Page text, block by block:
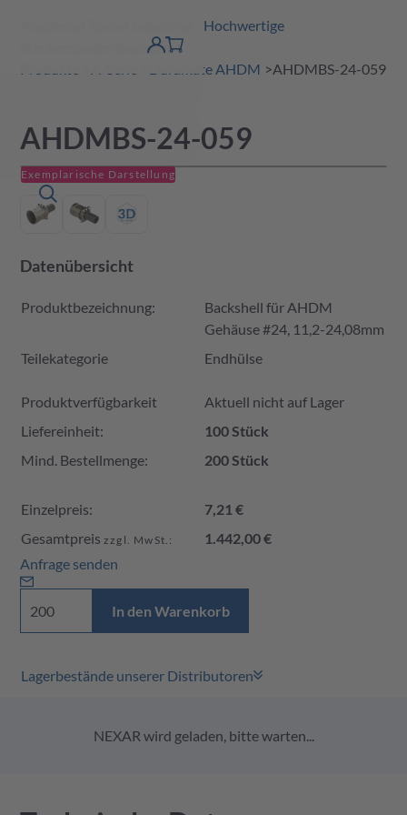
Produktfinder
Warenkorb
Amphenol Tuchel Industrial - Hochwertige
Steckverbinderlösungen
Duramate AHDM AHDMBS-24-059
AHDMBS-24-059
Exemplarische Darstellung
Datenübersicht
Produktbezeichnung:
Backshell für AHDM
Gehäuse #24, 11,2-24,08mm
Teilekategorie
Endhülse
Produktverfügbarkeit
Aktuell nicht auf Lager
Liefereinheit:
100 Stück
Mind. Bestellmenge:
200 Stück
Einzelpreis:
7,21 €
Gesamtpreis zzgl. MwSt.:
1.442,00 €
Anfrage senden
In den Warenkorb
Lagerbestände unserer Distributoren
NEXAR wird geladen, bitte warten...